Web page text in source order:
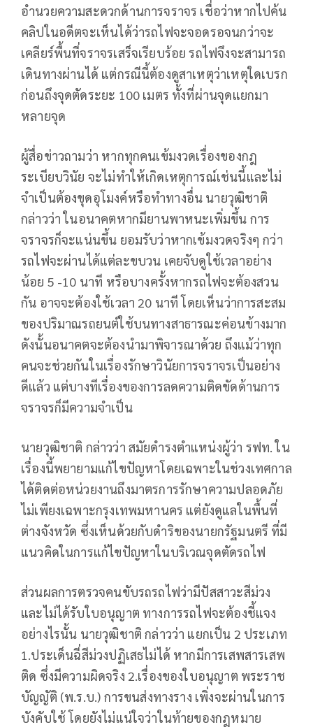
อำนวยความสะดวกด้านการจราจร เชื่อว่าหากไปค้น
คลิปในอดีตจะเห็นได้ว่ารถไฟจะจอดรอจนกว่าจะ
เคลียร์พื้นที่จราจรเสร็จเรียบร้อย รถไฟจึงจะสามารถ
เดินทางผ่านได้ แต่กรณีนี้ต้องดูสาเหตุว่าเหตุใดเบรก
ก่อนถึงจุดตัดระยะ 100 เมตร ทั้งที่ผ่านจุดแยกมา
หลายจุด
ผู้สื่อข่าวถามว่า หากทุกคนเข้มงวดเรื่องของกฎ
ระเบียบวินัย จะไม่ทำให้เกิดเหตุการณ์เช่นนี้และไม่
จำเป็นต้องขุดอุโมงค์หรือทำทางอื่น นายวุฒิชาติ
กล่าวว่า ในอนาคตหากมียานพาหนะเพิ่มขึ้น การ
จราจรก็จะแน่นขึ้น ยอมรับว่าหากเข้มงวดจริงๆ กว่า
รถไฟจะผ่านได้แต่ละขบวน เคยจับดูใช้เวลาอย่าง
น้อย 5 -10 นาที หรือบางครั้งหากรถไฟจะต้องสวน
กัน อาจจะต้องใช้เวลา 20 นาที โดยเห็นว่าการสะสม
ของปริมาณรถยนต์ใช้บนทางสาธารณะค่อนข้างมาก
ดังนั้นอนาคตจะต้องนำมาพิจารณาด้วย ถึงแม้ว่าทุก
คนจะช่วยกันในเรื่องรักษาวินัยการจราจรเป็นอย่าง
ดีแล้ว แต่บางทีเรื่องของการลดความติดขัดด้านการ
จราจรก็มีความจำเป็น
นายวุฒิชาติ กล่าวว่า สมัยดำรงตำแหน่งผู้ว่า รฟท. ใน
เรื่องนี้พยายามแก้ไขปัญหาโดยเฉพาะในช่วงเทศกาล
ได้ติดต่อหน่วยงานถึงมาตรการรักษาความปลอดภัย
ไม่เพียงเฉพาะกรุงเทพมหานคร แต่ยังดูแลในพื้นที่
ต่างจังหวัด ซึ่งเห็นด้วยกับดำริของนายกรัฐมนตรี ที่มี
แนวคิดในการแก้ไขปัญหาในบริเวณจุดตัดรถไฟ
ส่วนผลการตรวจคนขับรถรถไฟว่ามีปัสสาวะสีม่วง
และไม่ได้รับใบอนุญาต ทางการรถไฟจะต้องชี้แจง
อย่างไรนั้น นายวุฒิชาติ กล่าวว่า แยกเป็น 2 ประเภท
1.ประเด็นฉี่สีม่วงปฏิเสธไม่ได้ หากมีการเสพสารเสพ
ติด ซึ่งมีความผิดจริง 2.เรื่องของใบอนุญาต พระราช
บัญญัติ (พ.ร.บ.) การขนส่งทางราง เพิ่งจะผ่านในการ
บังคับใช้ โดยยังไม่แน่ใจว่าในท้ายของกฎหมาย